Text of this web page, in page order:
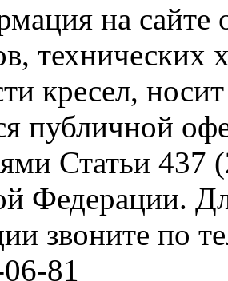
на сайте
технических
кресел,
публичной
Статьи 437
Федерации.
звоните по
81